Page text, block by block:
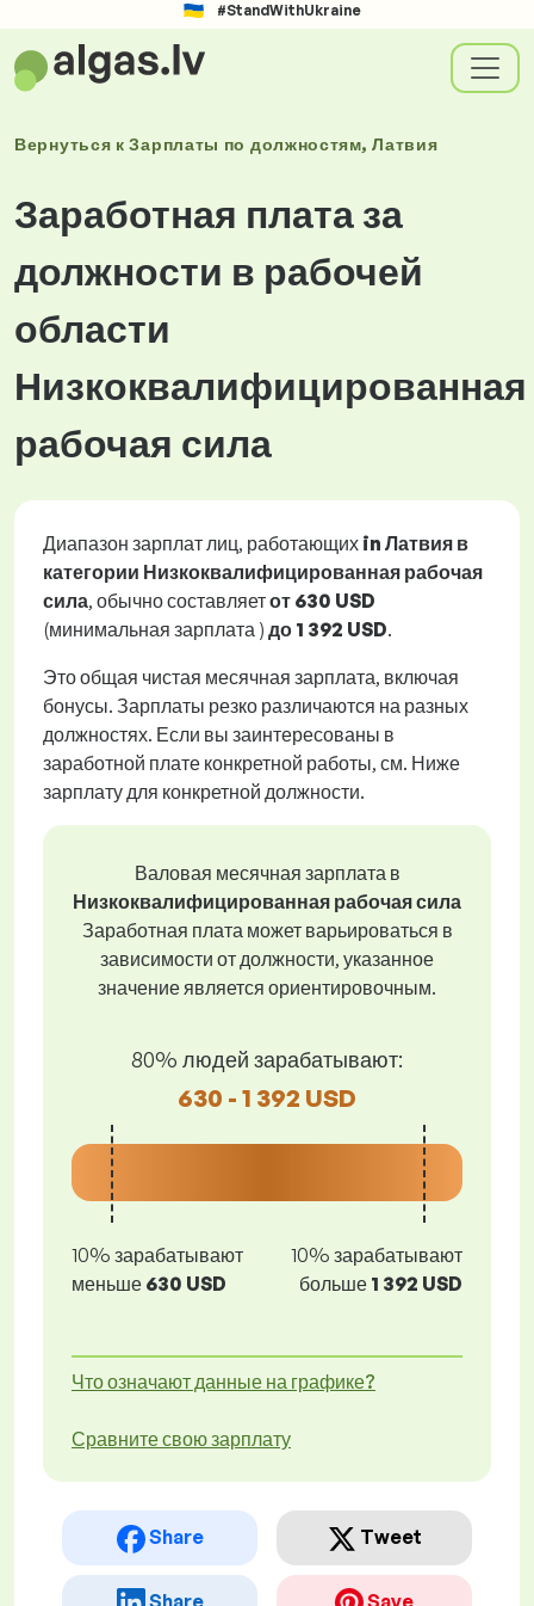
#StandWithUkraine
Вернуться кЗарплаты по должностям, Латвия
Заработная плата за
должности в рабочей
области
Низкоквалифицированная
рабочая сила
Диапазон зарплат лиц, работающих in Латвия в
категории Низкоквалифицированная рабочая
сила, обычно составляетот 630 USD
(минимальная зарплата ) до 1 392 USD.
Это общая чистая месячная зарплата, включая
бонусы. Зарплаты резко различаются на разных
должностях. Если вы заинтересованы в
заработной плате конкретной работы, см. Ниже
зарплату для конкретной должности.
Валовая месячная зарплата в
Низкоквалифицированная рабочая сила
Заработная плата может варьироваться в
зависимости от должности, указанное
значение является ориентировочным.
80% людей зарабатывают:
630 - 1 392 USD
10% зарабатывают
меньше 630 USD
10% зарабатывают
больше 1 392 USD
Что означают данные на графике?
Сравните свою зарплату
Share Tweet
Share Save